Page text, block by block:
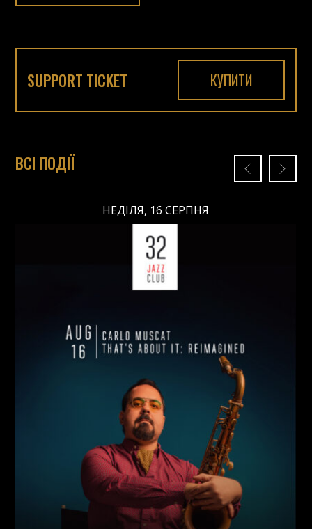
SUPPORT TICKET КУПИТИ
ВСІ ПОДІЇ
НЕДІЛЯ, 16 СЕРПНЯ
НЕДІЛЯ, 16 СЕРПНЯ
Карло Мускат (Carlo Muscat) (Саксофон
Труба ,) /Олександр Малишев
Костянтин Іоненко (Бас Павло Галицький
Барабани